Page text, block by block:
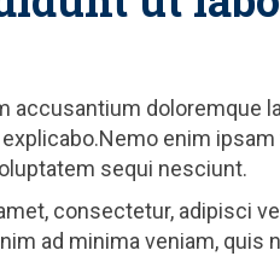
doloremque
enim
sequi nesciunt.
consectetur, adipisci
ad minima veniam,